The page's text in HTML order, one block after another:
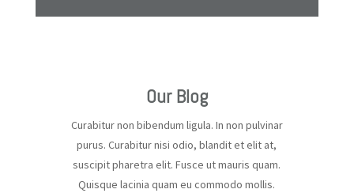
Our Blog
Curabitur non bibendum ligula. In non pulvinar
purus. Curabitur nisi odio, blandit et elit at,
suscipit pharetra elit. Fusce ut mauris quam.
Quisque lacinia quam eu commodo mollis.